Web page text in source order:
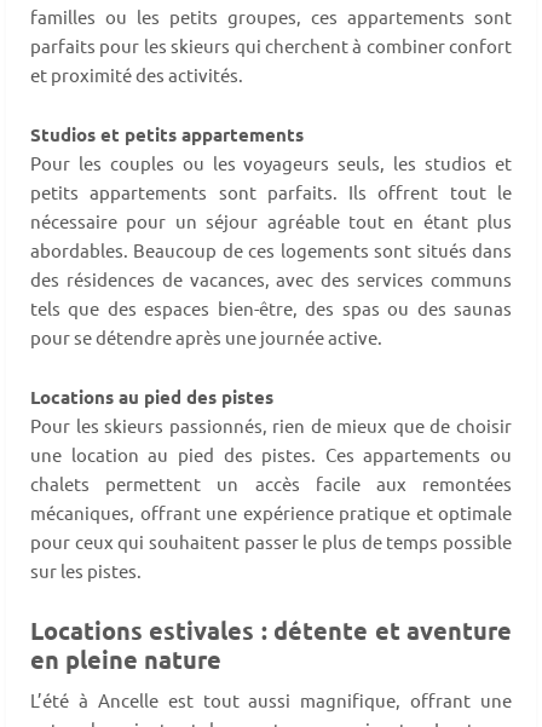
familles ou les petits groupes, ces appartements sont
parfaits pour les skieurs qui cherchent à combiner confort
et proximité des activités.
Studios et petits appartements
Pour les couples ou les voyageurs seuls, les studios et
petits appartements sont parfaits. Ils offrent tout le
nécessaire pour un séjour agréable tout en étant plus
abordables. Beaucoup de ces logements sont situés dans
des résidences de vacances, avec des services communs
tels que des espaces bien-être, des spas ou des saunas
pour se détendre après une journée active.
Locations au pied des pistes
Pour les skieurs passionnés, rien de mieux que de choisir
une location au pied des pistes. Ces appartements ou
chalets permettent un accès facile aux remontées
mécaniques, offrant une expérience pratique et optimale
pour ceux qui souhaitent passer le plus de temps possible
sur les pistes.
Locations estivales : détente et aventure
en pleine nature
L’été à Ancelle est tout aussi magnifique, offrant une